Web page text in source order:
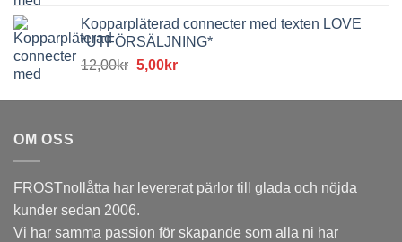
priset
var:
12,00kr.
priset
är:
5,00kr.
Kopparpläterad connecter med texten LOVE
*UTFÖRSÄLJNING*
12,00kr Det
priset
5,00krDet
priset
OM OSS
FROSTnollåtta har levererat pärlor till glada och nöjda
kunder sedan 2006.
Vi har samma passion för skapande som alla ni har